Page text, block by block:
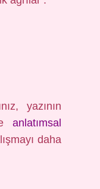
yazının
anlatımsal
daha